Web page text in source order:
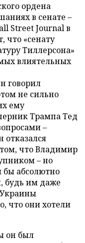
ордена
в сенате –
Street Journal в
что «сенату
Тиллерсона»
влиятельных
говорил
не сильно
ему
Трампа Тед
–
отказался
том, что Владимир
– но
бы абсолютно
будь им даже
что они хотели
он был